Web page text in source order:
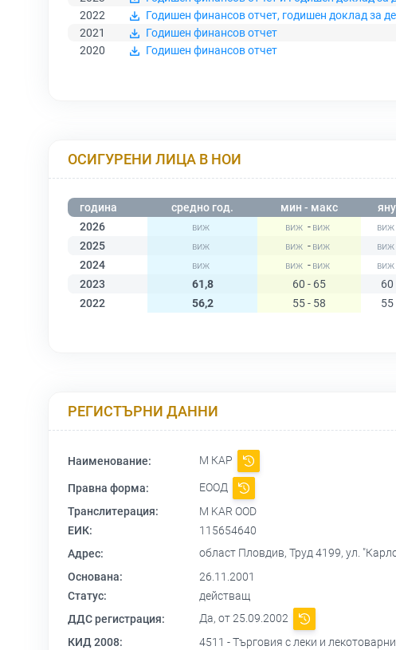
2022
Годишен финансов отчет, годишен доклад за
2021
Годишен финансов отчет
2020
Годишен финансов отчет
ОСИГУРЕНИ ЛИЦА В НОИ
година средно год. мин - макс яну
2026
-
2025
-
2024
-
2023
61,8 60 - 65 60
2022
56,2 55 - 58 55
РЕГИСТЪРНИ ДАННИ
Наименование: М КАР
Правна форма:
ЕООД
Транслитерация:
M KAR OOD
ЕИК:
115654640
Адрес:
област Пловдив, Труд 4199, ул.
Основана:
26.11.2001
Статус:
действащ
ДДС регистрация:
Да, от 25.09.2002
КИД 2008:
4511 - Търговия с леки и